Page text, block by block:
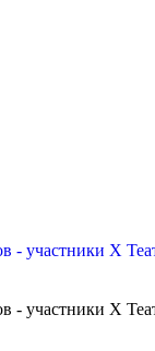
- участники X
- участники X